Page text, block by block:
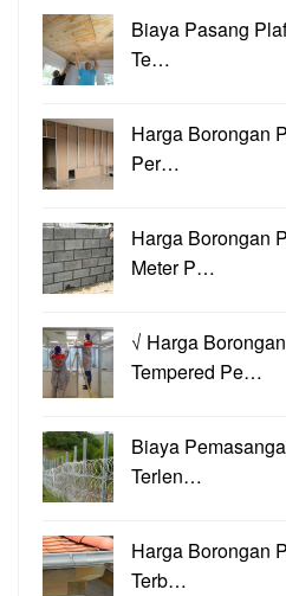
Biaya Pasang
Te…
Harga Borongan
Per…
Harga Borongan
Meter P…
√ Harga
Tempered Pe…
Biaya
Terlen…
Harga Borongan
Terb…